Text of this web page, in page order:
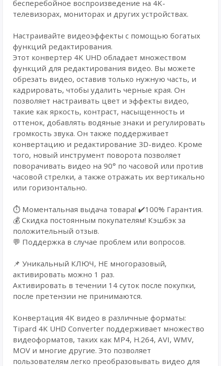
бесперебойное воспроизведение на 4K-
телевизорах, мониторах и других устройствах.
Настраивайте видеоэффекты с помощью богатых
функций редактирования.
Этот конвертер 4K UHD обладает множеством
функций для редактирования видео. Вы можете
обрезать видео, оставив только нужную часть, и
кадрировать, чтобы удалить черные края. Он
позволяет настраивать цвет и эффекты видео,
такие как яркость, контраст, насыщенность и
оттенок, добавлять водяные знаки и регулировать
громкость звука. Он также поддерживает
конвертацию и редактирование 3D-видео. Кроме
того, новый инструмент поворота позволяет
поворачивать видео на 90° по часовой или против
часовой стрелки, а также отражать их вертикально
или горизонтально.
⏱️ Моментальная выдача товара! ✔️100% Гарантия.
💰 Cкидка постоянным покупателям! Кэшбэк за
положительный отзыв.
💬 Поддержка в случае проблем или вопросов.
📌 Уникальный КЛЮЧ, НЕ многоразовый,
активировать можно 1 раз.
Активировать в течении 14 суток после покупки,
после претензии не принимаются.
Конвертация 4K видео в различные форматы:
Tipard 4K UHD Converter поддерживает множество
видеоформатов, таких как MP4, H.264, AVI, WMV,
MOV и многие другие. Это позволяет
пользователям легко преобразовывать видео для